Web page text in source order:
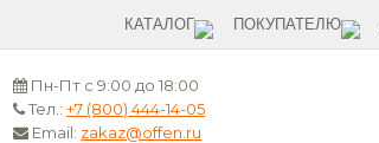
КАТАЛОГ ПОКУПАТЕЛЮ
Пн-Пт с 9:00 до 18:00
Тел.:+7 (800) 444-14-05
Email: zakaz@offen.ru